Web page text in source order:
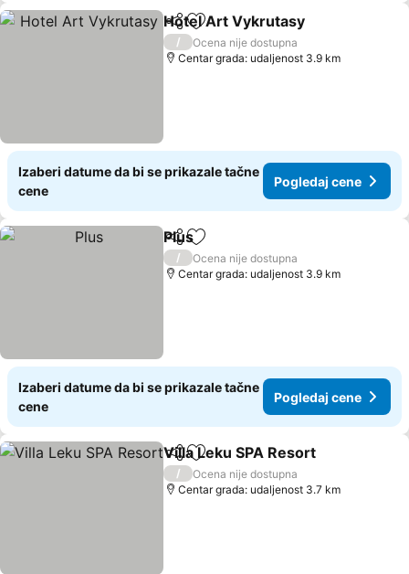
Deli Dodati u favorite
Hotel Art Vykrutasy
/
Ocena nije dostupna
Centar grada: udaljenost 3.9 km
Izaberi datume da bi se prikazale tačne
cene
Pogledaj cene
Deli Dodati u favorite
Plus
/
Ocena nije dostupna
Centar grada: udaljenost 3.9 km
Izaberi datume da bi se prikazale tačne
cene
Pogledaj cene
Deli Dodati u favorite
Villa Leku SPA Resort
/
Ocena nije dostupna
Centar grada: udaljenost 3.7 km